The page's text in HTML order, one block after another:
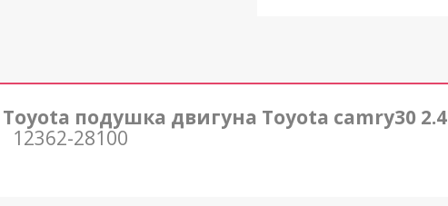
Toyota подушка двигуна Toyota camry30 2.4
12362-28100